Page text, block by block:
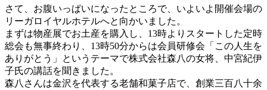
さて、お腹いっぱいになったところで、いよいよ開催会場の
リーガロイヤルホテルへと向かいました。
まずは物産展でお土産を購入し、13時よりスタートした定時
総会も無事終わり、13時50分からは会員研修会「この人生を
ありがとう」というテーマで株式会社森八の女将、中宮紀伊
子氏の講話を聞きました。
森八さんは金沢を代表する老舗和菓子店で、創業三百八十余